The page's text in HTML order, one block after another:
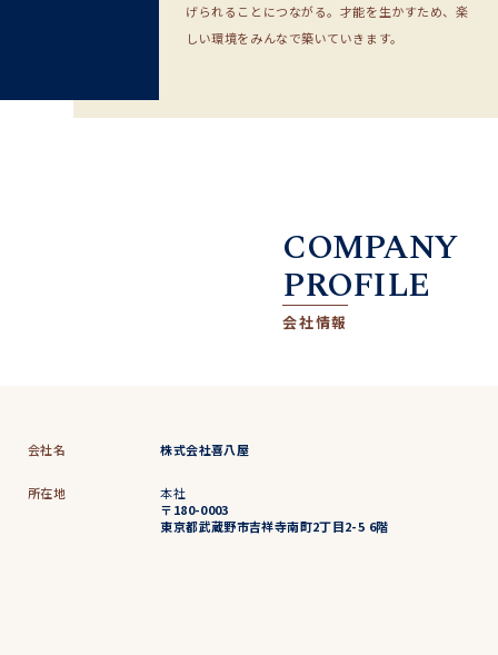
げられることにつながる。才能を生かすため、楽
しい環境をみんなで築いていきます。
COMPANY
PROFILE
会社情報
会社名 株式会社喜八屋
所在地
本社
〒180-0003
東京都武蔵野市吉祥寺南町2丁目2-5 6階